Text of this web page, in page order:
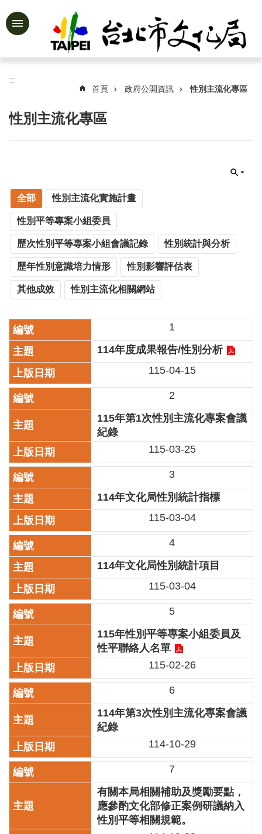
跳到主要內容區塊
進
告
認
識
文
化
局
業
務
項
目
臺
北
藝
文
空
間
年
化
節
慶
廉
政
專
區
珍
貴
文
化
資
源
補
助/
申
請
案
府
公
開
資
絡
:::
首頁 政府公開資訊 性別主流化專區
性別主流化專區
全部 性別主流化實施計畫
性別平等專案小組委員
歷次性別平等專案小組會議記錄 性別統計與分析
歷年性別意識培力情形 性別影響評估表
其他成效 性別主流化相關網站
1
114年度成果報告/性別分析
115-04-15
2
115年第1次性別主流化專案會議
紀錄
115-03-25
3
114年文化局性別統計指標
115-03-04
4
114年文化局性別統計項目
115-03-04
5
115年性別平等專案小組委員及
性平聯絡人名單
115-02-26
6
114年第3次性別主流化專案會議
紀錄
114-10-29
7
有關本局相關補助及獎勵要點，
應參酌文化部修正案例研議納入
性別平等相關規範。